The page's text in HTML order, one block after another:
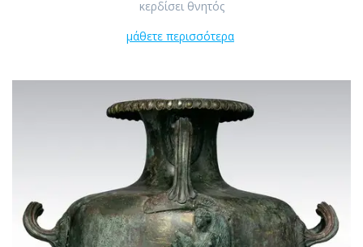
κερδίσει θνητός
μάθετε περισσότερα